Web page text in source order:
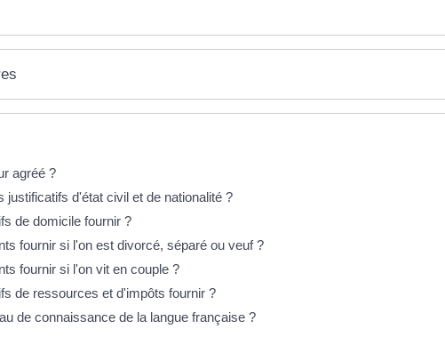
agréé ?
justificatifs d'état civil et de nationalité ?
de domicile fournir ?
fournir si l'on est divorcé, séparé ou veuf ?
fournir si l'on vit en couple ?
de ressources et d'impôts fournir ?
de connaissance de la langue française ?